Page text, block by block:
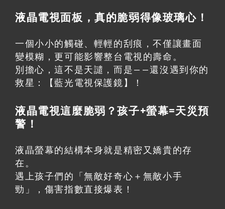
液晶電視面板，真的脆弱得像玻璃心！
一個小小的觸碰、輕輕的刮痕，不僅讓畫面
變模糊，更可能影響整台電視的壽命。
別擔心，這不是天譴，而是——還沒遇到你的
救星：【藍光電視保護鏡】！
液晶電視這麼脆弱？孩子+螢幕=天災預
警！
液晶螢幕的結構本身就是精密又嬌貴的存
在。
遇上孩子們的「無敵好奇心＋無敵小手
勁」，傷害指數直接爆表！